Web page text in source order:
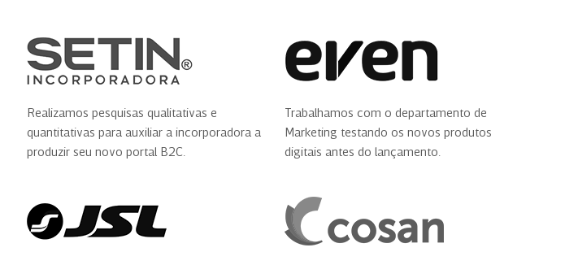
Realizamos pesquisas qualitativas e
quantitativas para auxiliar a incorporadora a
produzir seu novo portal B2C.
Trabalhamos com o departamento de
Marketing testando os novos produtos
digitais antes do lançamento.